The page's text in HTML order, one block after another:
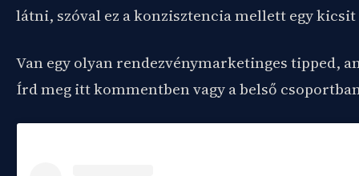
látni, szóval ez a konzisztencia mellett egy
Van egy olyan rendezvénymarketinges tipped,
Írd meg itt kommentben vagy a belső